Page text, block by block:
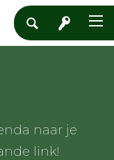
naar je
link!